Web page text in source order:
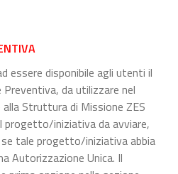
essere disponibile agli utenti il
Preventiva, da utilizzare nel
Struttura di Missione ZES
progetto/iniziativa da avviare,
tale progetto/iniziativa abbia
Autorizzazione Unica. Il